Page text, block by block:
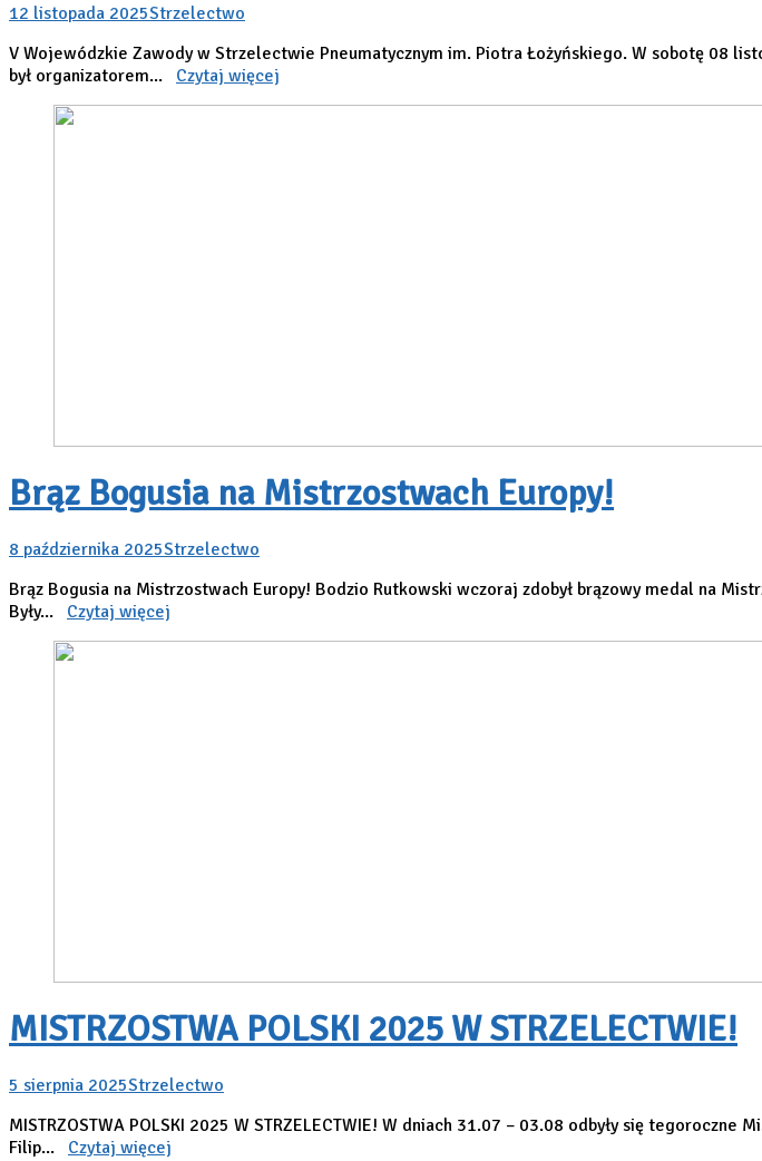
12 listopada 2025Strzelectwo
V Wojewódzkie Zawody w Strzelectwie Pneumatycznym im. Piotra Łożyńskiego. W sobotę 08
był organizatorem... Czytaj więcej
Brąz Bogusia na Mistrzostwach Europy!
8 października 2025Strzelectwo
Brąz Bogusia na Mistrzostwach Europy! Bodzio Rutkowski wczoraj zdobył brązowy medal na
Były... Czytaj więcej
MISTRZOSTWA POLSKI 2025 W STRZELECTWIE!
5 sierpnia 2025Strzelectwo
MISTRZOSTWA POLSKI 2025 W STRZELECTWIE! W dniach 31.07 – 03.08 odbyły się
Filip... Czytaj więcej